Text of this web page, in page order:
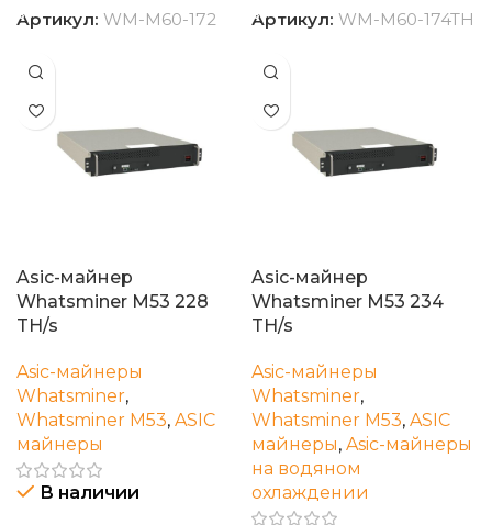
Артикул: WM-M60-172 Артикул: WM-M60-174TH
Asic-майнер
Whatsminer M53 228
TH/s
Asic-майнеры
Whatsminer,
Whatsminer M53, ASIC
майнеры
В наличии
Asic-майнер
Whatsminer M53 234
TH/s
Asic-майнеры
Whatsminer,
Whatsminer M53, ASIC
майнеры, Asic-майнеры
на водяном
охлаждении